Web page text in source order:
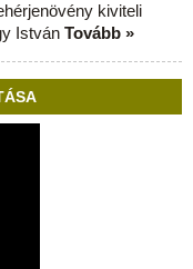
kiviteli
István Tovább »